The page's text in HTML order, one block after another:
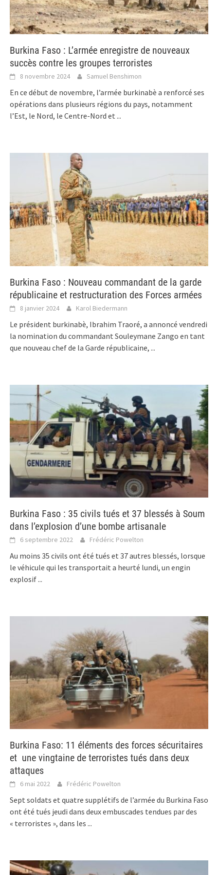
Burkina Faso : L’armée enregistre de nouveaux
succès contre les groupes terroristes
8 novembre 2024 Samuel Benshimon
En ce début de novembre, l’armée burkinabè a renforcé ses
opérations dans plusieurs régions du pays, notamment
l’Est, le Nord, le Centre-Nord et ...
Burkina Faso : Nouveau commandant de la garde
républicaine et restructuration des Forces armées
8 janvier 2024 Karol Biedermann
Le président burkinabè, Ibrahim Traoré, a annoncé vendredi
la nomination du commandant Souleymane Zango en tant
que nouveau chef de la Garde républicaine, ...
Burkina Faso : 35 civils tués et 37 blessés à Soum
dans l’explosion d’une bombe artisanale
6 septembre 2022 Frédéric Powelton
Au moins 35 civils ont été tués et 37 autres blessés, lorsque
le véhicule qui les transportait a heurté lundi, un engin
explosif...
Burkina Faso: 11 éléments des forces sécuritaires
et une vingtaine de terroristes tués dans deux
attaques
6 mai 2022 Frédéric Powelton
Sept soldats et quatre supplétifs de l’armée du Burkina Faso
ont été tués jeudi dans deux embuscades tendues par des
« terroristes », dans les ...